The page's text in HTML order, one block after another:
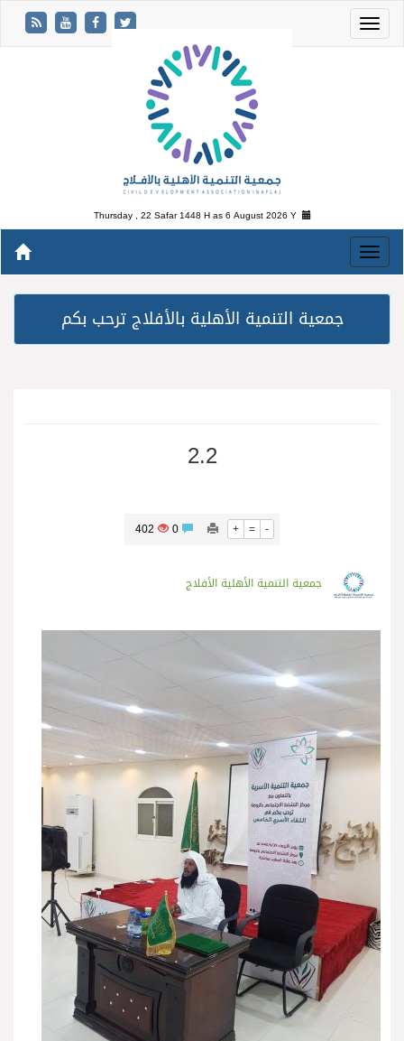
Thursday , 22 Safar 1448 H as6 August 2026 Y
جمعية التنمية الأهلية بالأفلاج ترحب بكم
2.2
+ = -
402
جمعية التنمية الأهلية الأفلاج